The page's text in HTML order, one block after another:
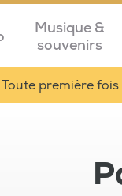
Musique &
souvenirs
Toute première fois